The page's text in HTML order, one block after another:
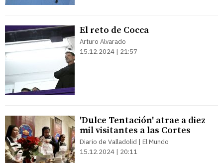
El reto de Cocca
Arturo Alvarado
15.12.2024 | 21:57
'Dulce Tentación' atrae a diez
mil visitantes a las Cortes
Diario de Valladolid | El Mundo
15.12.2024 | 20:11